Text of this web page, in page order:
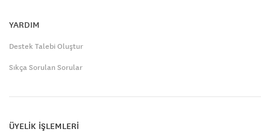
YARDIM
Destek Talebi Oluştur
Sıkça Sorulan Sorular
ÜYELİK İŞLEMLERİ